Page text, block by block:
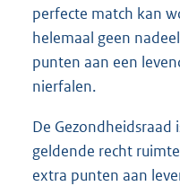
perfecte match kan
helemaal geen
punten aan een
nierfalen.
De
geldende recht
extra punten aan